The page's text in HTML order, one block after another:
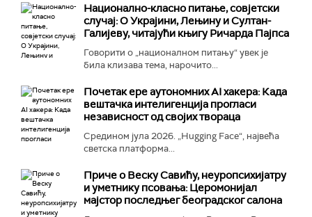
Национално-класнo питање, совјетски
случај: О Украјини, Лењину и Султан-
Галијеву, читајући књигу Ричарда Пајпса
Говорити о „националном питању“ увек је
била клизава тема, нарочито...
Почетак ере аутономних AI хакера: Када
вештачка интелигенција прогласи
независност од својих твораца
Средином јула 2026. „Hugging Face“, највећа
светска платформа...
Приче о Веску Савићу, неуропсихијатру
и уметнику псовања: Церомонијал
мајстор последњег београдског салона